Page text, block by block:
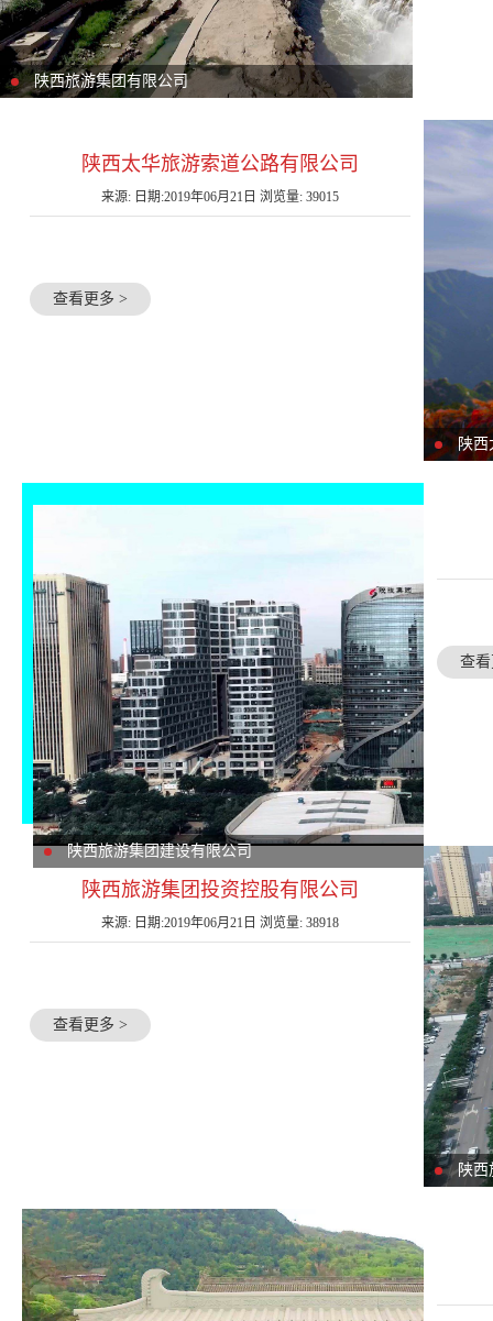
陕西旅游集团有限公司
陕西
陕西太华旅游索道公路有限公司
来源: 日期:2019年06月21日 浏览量: 39015
查看更多 >
陕西旅游集团建设有限公司
查
陕西
陕西旅游集团投资控股有限公司
来源: 日期:2019年06月21日 浏览量: 38918
查看更多 >